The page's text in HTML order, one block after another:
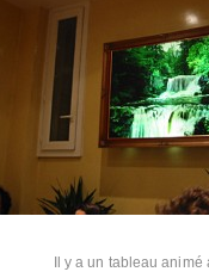
Il y a un tableau animé